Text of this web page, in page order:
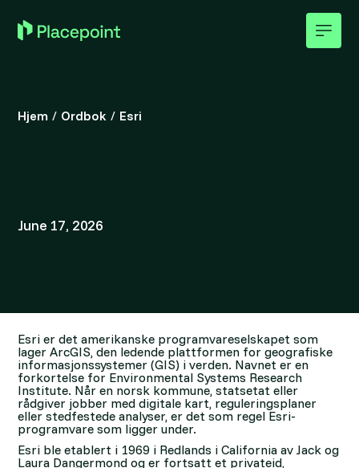
Hjem / Ordbok / Esri
June 17, 2026
Esri er det amerikanske programvareselskapet som
lager ArcGIS, den ledende plattformen for geografiske
informasjonssystemer (GIS) i verden. Navnet er en
forkortelse for Environmental Systems Research
Institute. Når en norsk kommune, statsetat eller
rådgiver jobber med digitale kart, reguleringsplaner
eller stedfestede analyser, er det som regel Esri-
programvare som ligger under.
Esri ble etablert i 1969 i Redlands i California av Jack og
Laura Dangermond og er fortsatt et privateid,